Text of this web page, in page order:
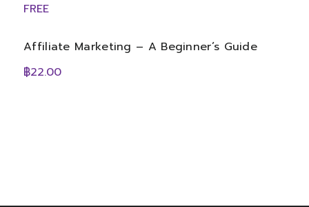
FREE
Affiliate Marketing – A Beginner’s Guide
฿22.00